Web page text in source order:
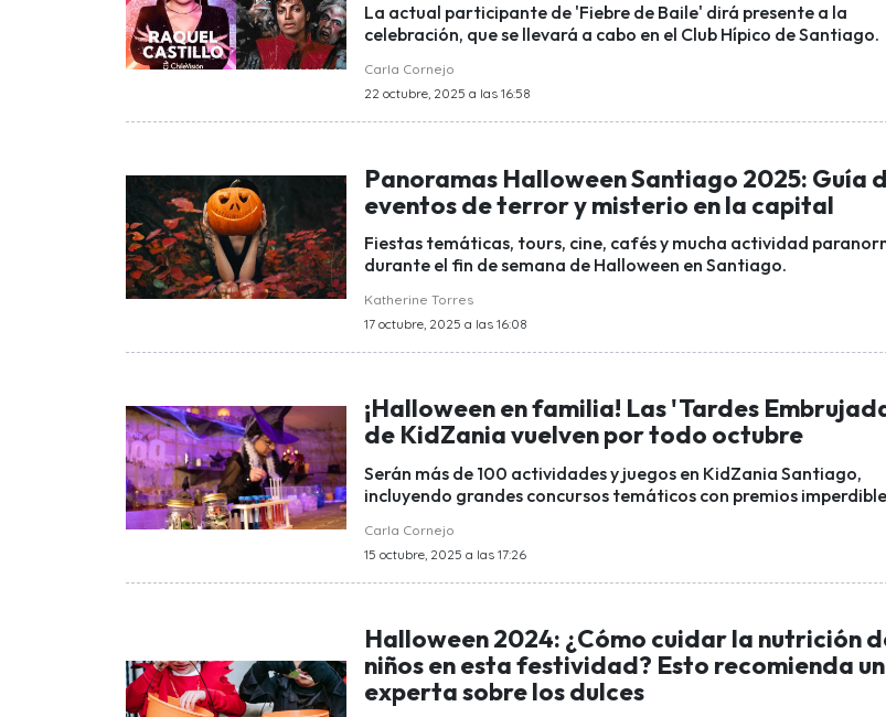
La actual participante de 'Fiebre de Baile' dirá presente a la
celebración, que se llevará a cabo en el Club Hípico de Santiago.
Carla Cornejo
22 octubre, 2025 a las 16:58
Panoramas Halloween Santiago 2025: Guía
eventos de terror y misterio en la capital
Fiestas temáticas, tours, cine, cafés y mucha actividad
durante el fin de semana de Halloween en Santiago.
Katherine Torres
17 octubre, 2025 a las 16:08
¡Halloween en familia! Las 'Tardes
de KidZania vuelven por todo octubre
Serán más de 100 actividades y juegos en KidZania Santiago,
incluyendo grandes concursos temáticos con premios
Carla Cornejo
15 octubre, 2025 a las 17:26
Halloween 2024: ¿Cómo cuidar la nutrición
niños en esta festividad? Esto recomienda
experta sobre los dulces